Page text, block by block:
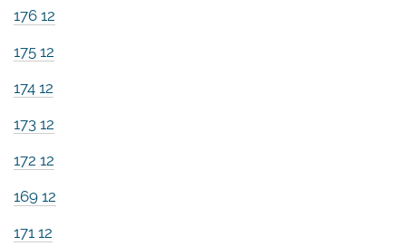
176 12
175 12
174 12
173 12
172 12
169 12
171 12